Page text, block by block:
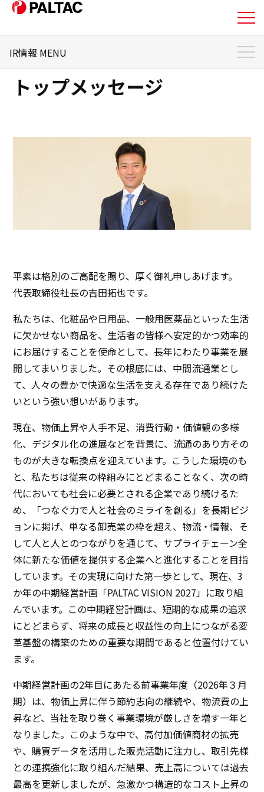
事業内容
IR情報
サステナビリティ
サステナビリティ
イノベーション
イノベーション
採用情報
ニュース
お問い合わせ
マッチングサービス
日本語 ENGLISH 簡体中文 繫体中文
IR情報 MENU
IR情報 トップ
経営方針
IRカレンダー
よくいただくご質問
電子公告
免責事項
トップメッセージ
平素は格別のご高配を賜り、厚く御礼申しあげます。
代表取締役社長の吉田拓也です。
私たちは、化粧品や日用品、一般用医薬品といった生活
に欠かせない商品を、生活者の皆様へ安定的かつ効率的
にお届けすることを使命として、長年にわたり事業を展
開してまいりました。その根底には、中間流通業とし
て、人々の豊かで快適な生活を支える存在であり続けた
いという強い想いがあります。
現在、物価上昇や人手不足、消費行動・価値観の多様
化、デジタル化の進展などを背景に、流通のあり方その
ものが大きな転換点を迎えています。こうした環境のも
と、私たちは従来の枠組みにとどまることなく、次の時
代においても社会に必要とされる企業であり続けるた
め、「つなぐ力で人と社会のミライを創る」を長期ビジ
ョンに掲げ、単なる卸売業の枠を超え、物流・情報、そ
して人と人とのつながりを通じて、サプライチェーン全
体に新たな価値を提供する企業へと進化することを目指
しています。その実現に向けた第一歩として、現在、3
か年の中期経営計画「PALTAC VISION 2027」に取り組
んでいます。この中期経営計画は、短期的な成果の追求
にとどまらず、将来の成長と収益性の向上につながる変
革基盤の構築のための重要な期間であると位置付けてい
ます。
中期経営計画の2年目にあたる前事業年度（2026年３月
期）は、物価上昇に伴う節約志向の継続や、物流費の上
昇など、当社を取り巻く事業環境が厳しさを増す一年と
なりました。このような中で、高付加価値商材の拡売
や、購買データを活用した販売活動に注力し、取引先様
との連携強化に取り組んだ結果、売上高については過去
最高を更新しましたが、急激かつ構造的なコスト上昇の